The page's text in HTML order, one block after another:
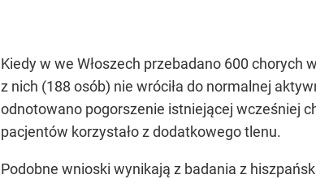
Kiedy w we Włoszech przebadano 600 chorych
z nich (188 osób) nie wróciła do normalnej
odnotowano pogorszenie istniejącej wcześniej
pacjentów korzystało z dodatkowego tlenu.
Podobne wnioski wynikają z badania z